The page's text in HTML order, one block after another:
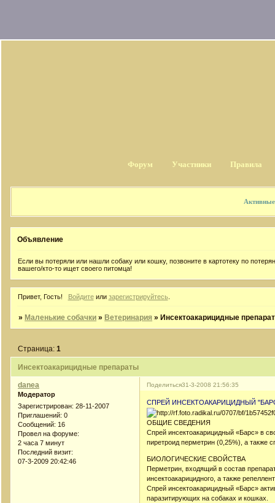
Форум Участники Правила
Объявление
Если вы потеряли или нашли собаку или кошку, позвоните в картотеку по
вашего/кто-то ищет своего питомца!
Привет, Гость! Войдитеили зарегистрируйтесь
» Маленькие собачки » Ветеринария » Инсектоакарицидные
Инсектоакарицидные препараты
Страница:1
Поделиться31-3-2008 21:56:35
danea
Модератор
Зарегистрирован: 28-11-2007
Приглашений: 0
Сообщений: 16
Провел на форуме:
2 часа 7 минут
Последний визит:
07-3-2009 20:42:46
СПРЕЙ ИНСЕКТОАКАРИЦИДНЫЙ
ОБЩИЕ СВЕДЕНИЯ
Спрей инсектоакарицидный «Барс» в
пиретроид перметрин (0,25%), а также
БИОЛОГИЧЕСКИЕ СВОЙСТВА
Перметрин, входящий в состав
инсектоакарицидного, а также
Спрей инсектоакарицидный «Барс»
паразитирующих на собаках и кошках.